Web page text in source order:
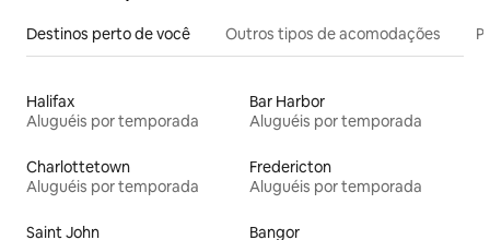
Destinos perto de você Outros tipos de acomodações
Halifax
Aluguéis por temporada
Bar Harbor
Aluguéis por temporada
Charlottetown
Aluguéis por temporada
Fredericton
Aluguéis por temporada
Saint John
Bangor